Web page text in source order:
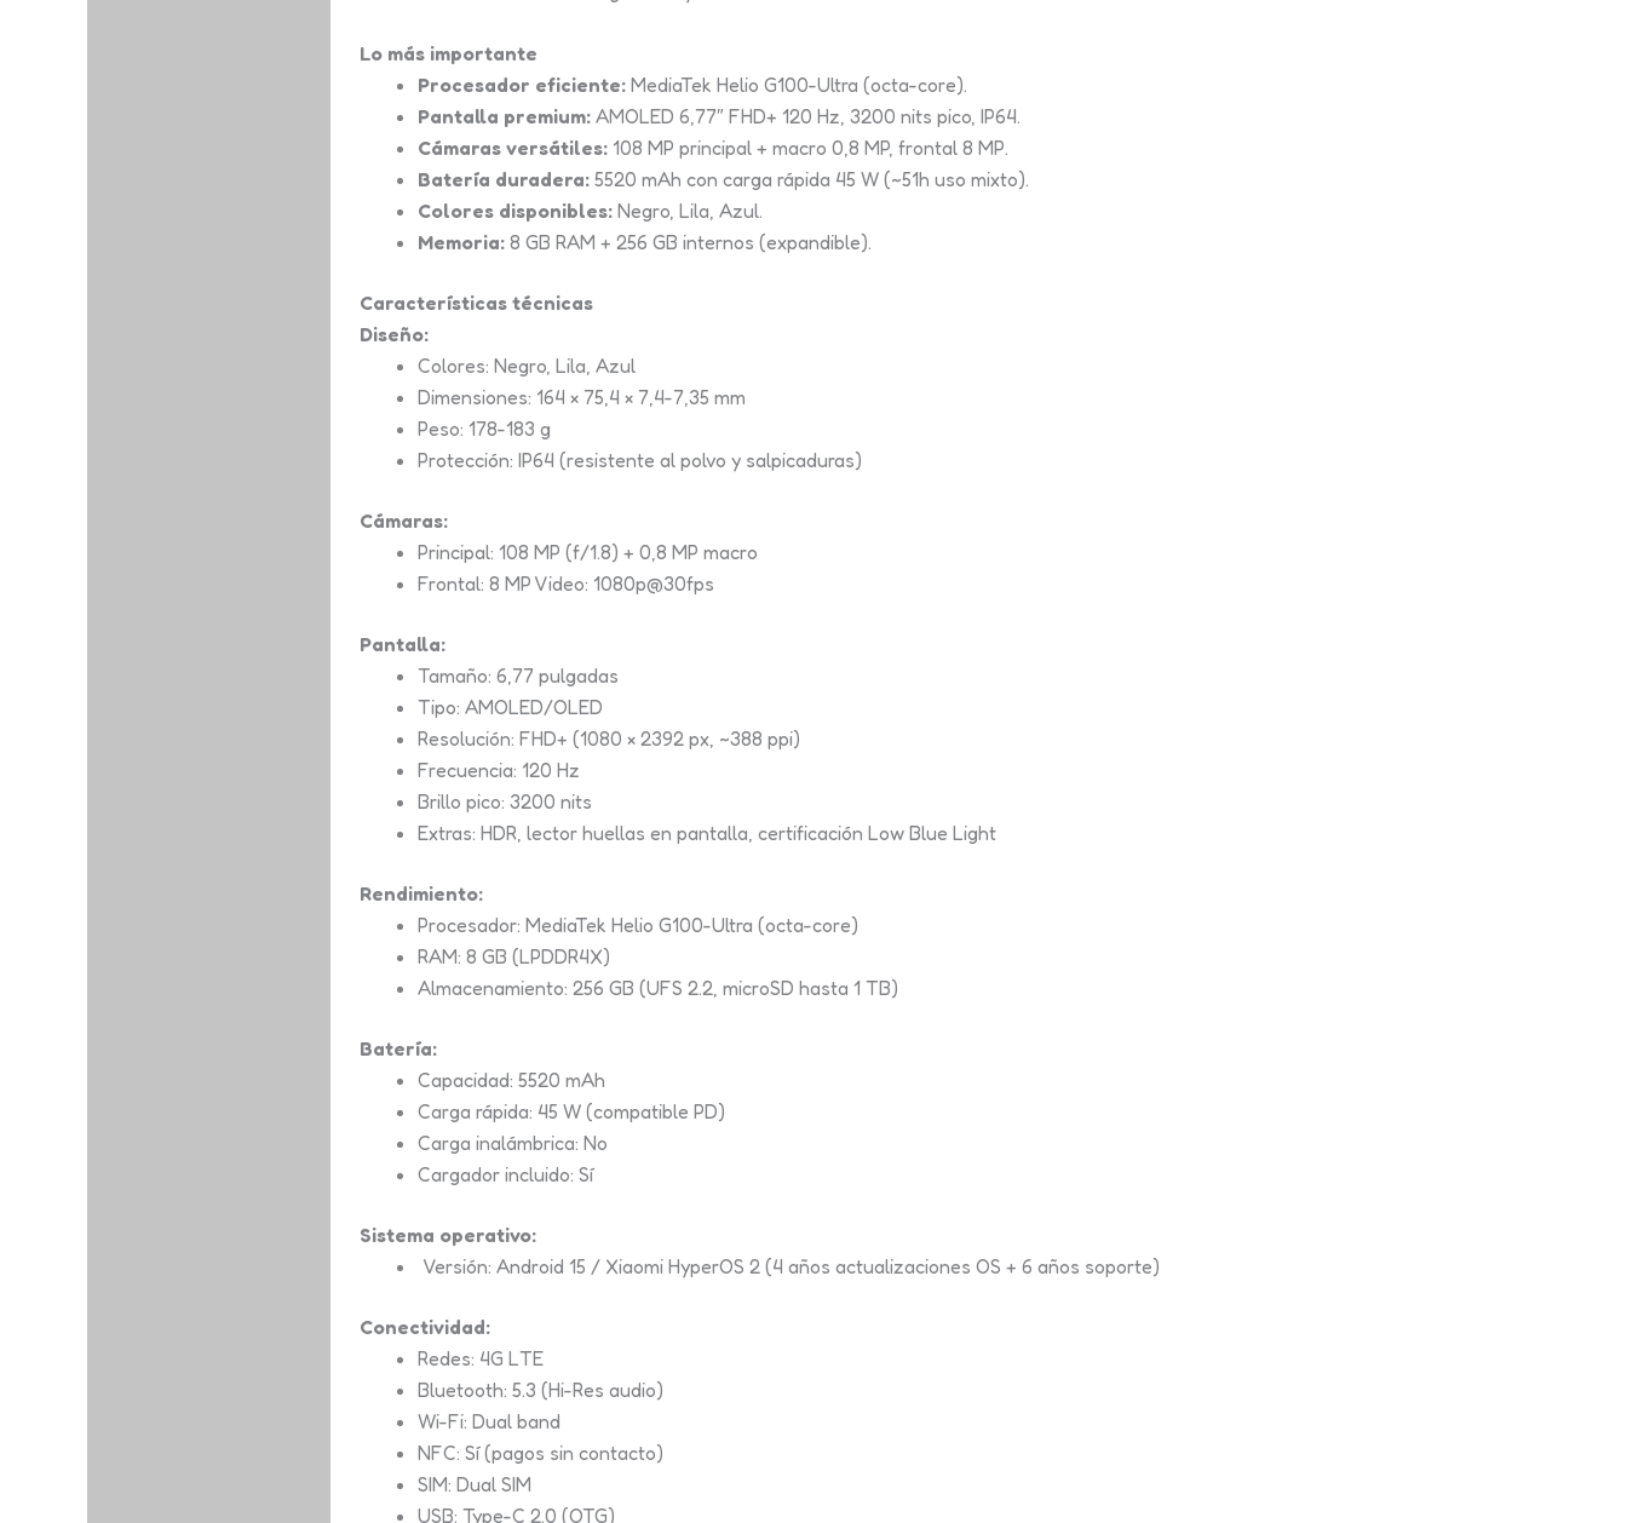
Lo más importante
Procesador eficiente: MediaTek Helio G100-Ultra (octa-core).
Pantalla premium: AMOLED 6,77″ FHD+ 120 Hz, 3200 nits pico, IP64.
Cámaras versátiles: 108 MP principal + macro 0,8 MP, frontal 8 MP.
Batería duradera: 5520 mAh con carga rápida 45 W (~51h uso mixto).
Colores disponibles: Negro, Lila, Azul.
Memoria: 8 GB RAM + 256 GB internos (expandible).
Características técnicas
Diseño:
Colores: Negro, Lila, Azul
Dimensiones: 164 × 75,4 × 7,4-7,35 mm
Peso: 178-183 g
Protección: IP64 (resistente al polvo y salpicaduras)
Cámaras:
Principal: 108 MP (f/1.8) + 0,8 MP macro
Frontal: 8 MP Video: 1080p@30fps
Pantalla:
Tamaño: 6,77 pulgadas
Tipo: AMOLED/OLED
Resolución: FHD+ (1080 × 2392 px, ~388 ppi)
Frecuencia: 120 Hz
Brillo pico: 3200 nits
Extras: HDR, lector huellas en pantalla, certificación Low Blue Light
Rendimiento:
Procesador: MediaTek Helio G100-Ultra (octa-core)
RAM: 8 GB (LPDDR4X)
Almacenamiento: 256 GB (UFS 2.2, microSD hasta 1 TB)
Batería:
Capacidad: 5520 mAh
Carga rápida: 45 W (compatible PD)
Carga inalámbrica: No
Cargador incluido: Sí
Sistema operativo:
Versión: Android 15 / Xiaomi HyperOS 2 (4 años actualizaciones OS + 6 años soporte)
Conectividad:
Redes: 4G LTE
Bluetooth: 5.3 (Hi-Res audio)
Wi-Fi: Dual band
NFC: Sí (pagos sin contacto)
SIM: Dual SIM
USB: Type-C 2.0 (OTG)